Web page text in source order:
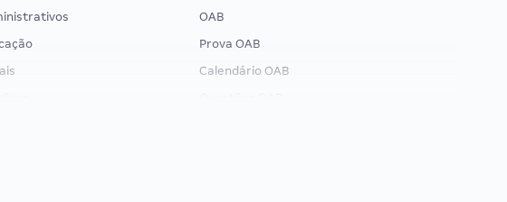
OAB
Prova OAB
Calendário OAB